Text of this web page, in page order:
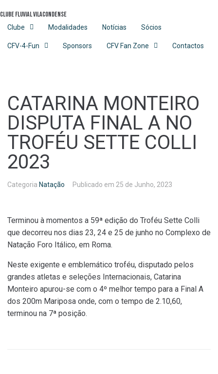
to
content
Clube Fluvial Vilacondense
Clube Modalidades Notícias Sócios
CFV-4-Fun Sponsors CFV Fan Zone Contactos
CATARINA MONTEIRO
DISPUTA FINAL A NO
TROFÉU SETTE COLLI
2023
Categoria Natação Publicado em 25 de Junho, 2023
Terminou à momentos a 59ª edição do Troféu Sette Colli
que decorreu nos dias 23, 24 e 25 de junho no Complexo de
Natação Foro Itálico, em Roma.
Neste exigente e emblemático troféu, disputado pelos
grandes atletas e seleções Internacionais, Catarina
Monteiro apurou-se com o 4º melhor tempo para a Final A
dos 200m Mariposa onde, com o tempo de 2.10,60,
terminou na 7ª posição.